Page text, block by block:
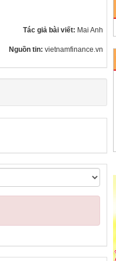
Tác giả bài viết: Mai Anh
Nguồn tin: vietnamfinance.vn